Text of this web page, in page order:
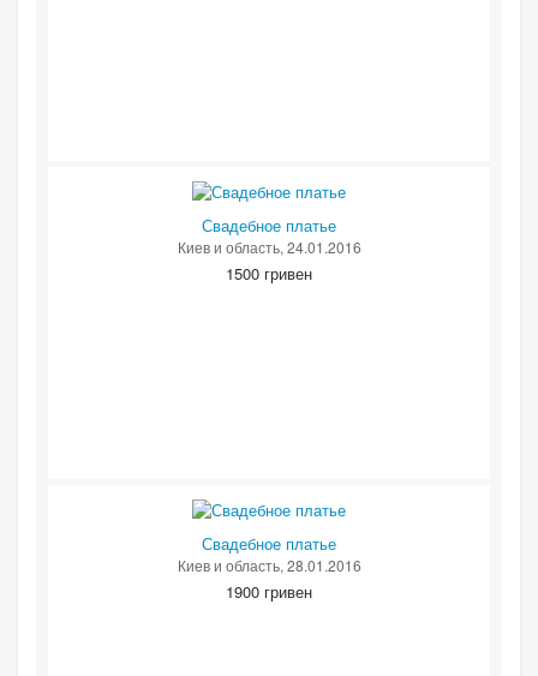
Свадебное платье
Киев и область, 24.01.2016
1500 гривен
Свадебное платье
Киев и область, 28.01.2016
1900 гривен